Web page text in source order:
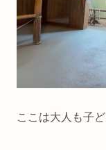
ここは大人も子